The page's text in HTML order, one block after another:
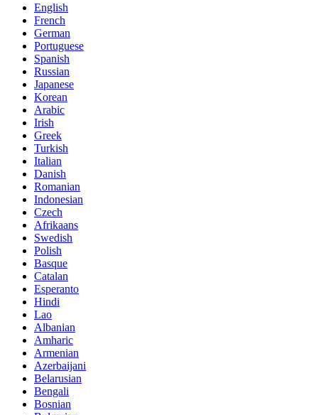
English
French
German
Portuguese
Spanish
Russian
Japanese
Korean
Arabic
Irish
Greek
Turkish
Italian
Danish
Romanian
Indonesian
Czech
Afrikaans
Swedish
Polish
Basque
Catalan
Esperanto
Hindi
Lao
Albanian
Amharic
Armenian
Azerbaijani
Belarusian
Bengali
Bosnian